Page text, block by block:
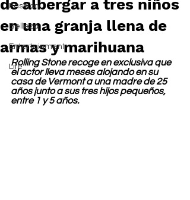
Fashion
Belleza
Entertainment
Life
de albergar a tres niños
en una granja llena de
armas y marihuana
Rolling Stone recoge en exclusiva que
el actor lleva meses alojando en su
casa de Vermont a una madre de 25
años junto a sus tres hijos pequeños,
entre 1 y 5 años.